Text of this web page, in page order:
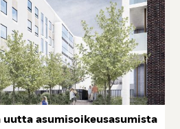
asu­mi­soi­keu­sa­su­mis­ta